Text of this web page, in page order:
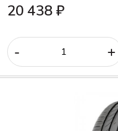
20 438 ₽
- +